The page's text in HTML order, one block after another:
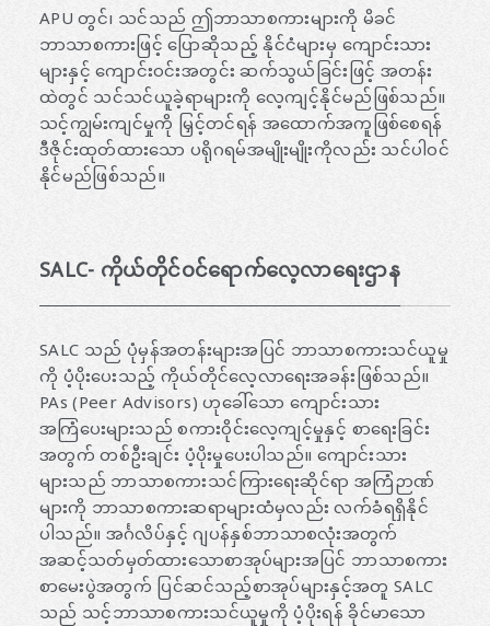
APU တွင်၊ သင်သည် ဤဘာသာစကားများကို မိခင်
ဘာသာစကားဖြင့် ပြောဆိုသည့် နိုင်ငံများမှ ကျောင်းသား
များနှင့် ကျောင်းဝင်းအတွင်း ဆက်သွယ်ခြင်းဖြင့် အတန်း
ထဲတွင် သင်သင်ယူခဲ့ရာများကို လေ့ကျင့်နိုင်မည်ဖြစ်သည်။
သင့်ကျွမ်းကျင်မှုကို မြှင့်တင်ရန် အထောက်အကူဖြစ်စေရန်
ဒီဇိုင်းထုတ်ထားသော ပရိုဂရမ်အမျိုးမျိုးကိုလည်း သင်ပါဝင်
နိုင်မည်ဖြစ်သည်။
SALC- ကိုယ်တိုင်ဝင်ရောက်လေ့လာရေးဌာန
SALC သည် ပုံမှန်အတန်းများအပြင် ဘာသာစကားသင်ယူမှု
ကို ပံ့ပိုးပေးသည့် ကိုယ်တိုင်လေ့လာရေးအခန်းဖြစ်သည်။
PAs (Peer Advisors) ဟုခေါ်သော ကျောင်းသား
အကြံပေးများသည် စကားဝိုင်းလေ့ကျင့်မှုနှင့် စာရေးခြင်း
အတွက် တစ်ဦးချင်း ပံ့ပိုးမှုပေးပါသည်။ ကျောင်းသား
များသည် ဘာသာစကားသင်ကြားရေးဆိုင်ရာ အကြံဉာဏ်
များကို ဘာသာစကားဆရာများထံမှလည်း လက်ခံရရှိနိုင်
ပါသည်။ အင်္ဂလိပ်နှင့် ဂျပန်နှစ်ဘာသာစလုံးအတွက်
အဆင့်သတ်မှတ်ထားသောစာအုပ်များအပြင် ဘာသာစကား
စာမေးပွဲအတွက် ပြင်ဆင်သည့်စာအုပ်များနှင့်အတူ SALC
သည် သင့်ဘာသာစကားသင်ယူမှုကို ပံ့ပိုးရန် ခိုင်မာသော